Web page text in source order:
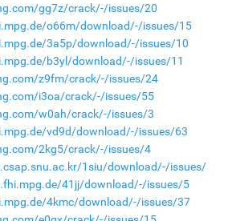
gg7z/crack/-/issues/20
o66m/download/-/issues/15
3a5p/download/-/issues/10
b3yl/download/-/issues/11
z9fm/crack/-/issues/24
i3oa/crack/-/issues/55
w0ah/crack/-/issues/3
vd9d/download/-/issues/63
2kg5/crack/-/issues/4
1siu/download/-/issues/
41jj/download/-/issues/5
4kmc/download/-/issues/37